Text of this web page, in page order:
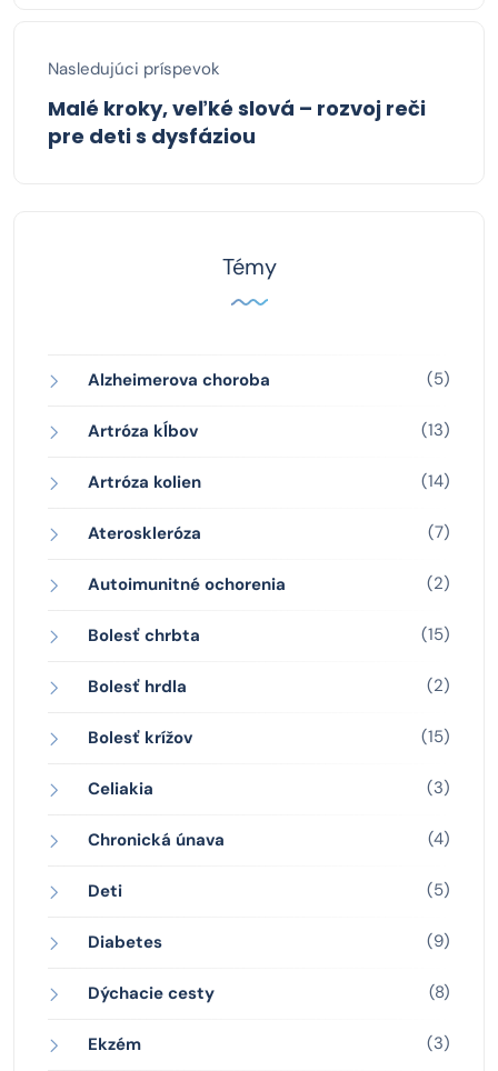
Nasledujúci príspevok
Malé kroky, veľké slová – rozvoj reči
pre deti s dysfáziou
Témy
Alzheimerova choroba (5)
Artróza kĺbov (13)
Artróza kolien (14)
Ateroskleróza (7)
Autoimunitné ochorenia (2)
Bolesť chrbta (15)
Bolesť hrdla (2)
Bolesť krížov (15)
Celiakia (3)
Chronická únava (4)
Deti (5)
Diabetes (9)
Dýchacie cesty (8)
Ekzém (3)